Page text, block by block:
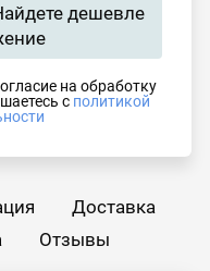
дешевле
на обработку
с политикой
Доставка
Отзывы